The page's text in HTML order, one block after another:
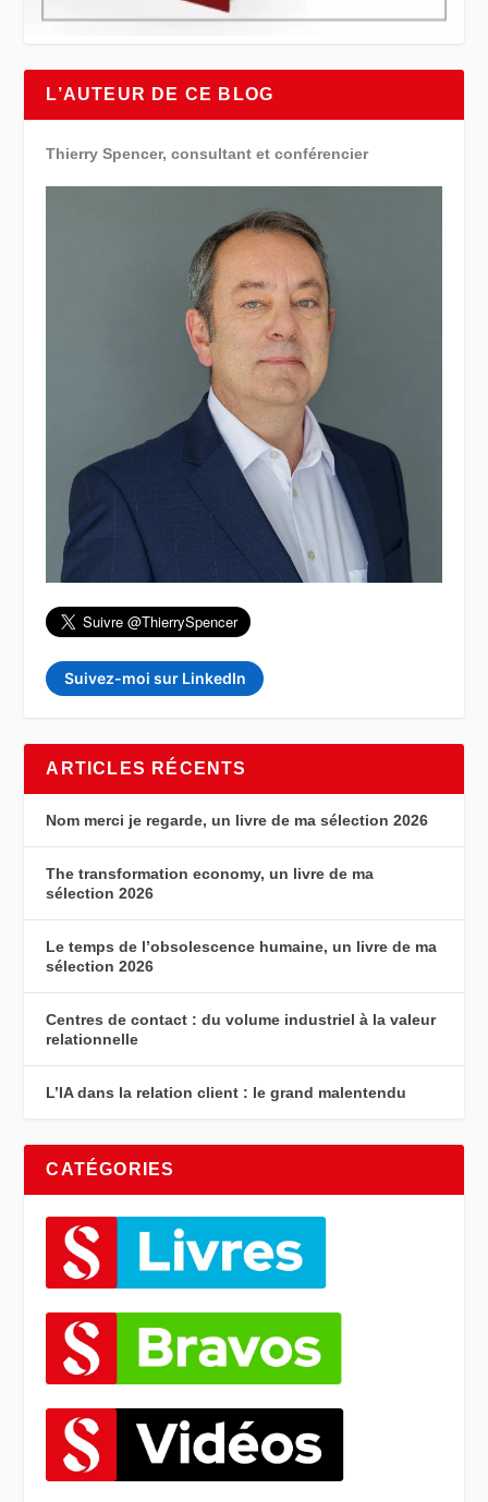
L’AUTEUR DE CE BLOG
Thierry Spencer, consultant et conférencier
Suivez-moi sur LinkedIn
ARTICLES RÉCENTS
Nom merci je regarde, un livre de ma sélection 2026
The transformation economy, un livre de ma
sélection 2026
Le temps de l’obsolescence humaine, un livre de ma
sélection 2026
Centres de contact : du volume industriel à la valeur
relationnelle
L’IA dans la relation client : le grand malentendu
CATÉGORIES